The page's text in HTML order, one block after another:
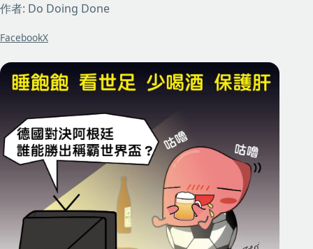
作者: Do Doing Done
FacebookX